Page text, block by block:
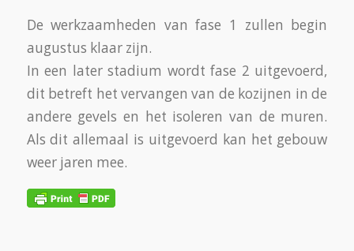
De werkzaamheden van fase 1 zullen begin
augustus klaar zijn.
In een later stadium wordt fase 2 uitgevoerd,
dit betreft het vervangen van de kozijnen in de
andere gevels en het isoleren van de muren.
Als dit allemaal is uitgevoerd kan het gebouw
weer jaren mee.